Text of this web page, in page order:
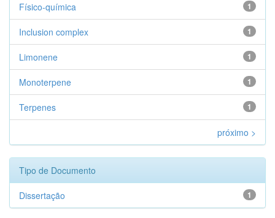
1
Físico-química
1
Inclusion complex
1
Limonene
1
Monoterpene
1
Terpenes
próximo >
Tipo de Documento
1
Dissertação